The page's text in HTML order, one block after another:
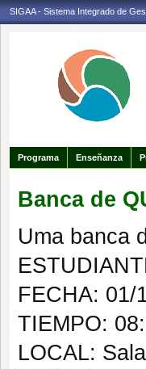
SIGAA - Sistema Integrado de
Programa Enseñanza
Banca de
Uma banca
FECHA: 01/
TIEMPO:
LOCAL: